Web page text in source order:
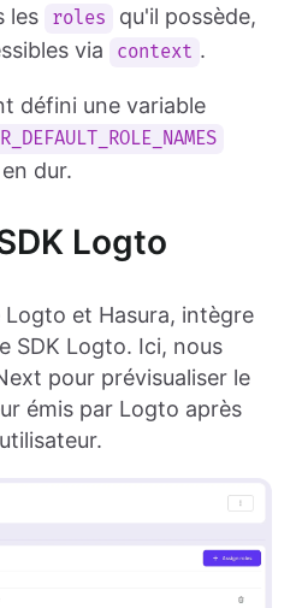
les
roles
qu'il possède,
via
context .
défini une variable
dur.
Logto
et Hasura, intègre
SDK Logto. Ici, nous
pour prévisualiser le
émis par Logto après